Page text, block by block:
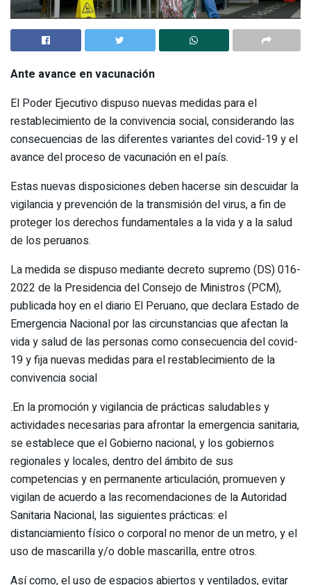
Ante avance en vacunación
El Poder Ejecutivo dispuso nuevas medidas para el
restablecimiento de la convivencia social, considerando las
consecuencias de las diferentes variantes del covid-19 y el
avance del proceso de vacunación en el país.
Estas nuevas disposiciones deben hacerse sin descuidar la
vigilancia y prevención de la transmisión del virus, a fin de
proteger los derechos fundamentales a la vida y a la salud
de los peruanos.
La medida se dispuso mediante decreto supremo (DS) 016-
2022 de la Presidencia del Consejo de Ministros (PCM),
publicada hoy en el diario El Peruano, que declara Estado de
Emergencia Nacional por las circunstancias que afectan la
vida y salud de las personas como consecuencia del covid-
19 y fija nuevas medidas para el restablecimiento de la
convivencia social
.En la promoción y vigilancia de prácticas saludables y
actividades necesarias para afrontar la emergencia sanitaria,
se establece que el Gobierno nacional, y los gobiernos
regionales y locales, dentro del ámbito de sus
competencias y en permanente articulación, promueven y
vigilan de acuerdo a las recomendaciones de la Autoridad
Sanitaria Nacional, las siguientes prácticas: el
distanciamiento físico o corporal no menor de un metro, y el
uso de mascarilla y/o doble mascarilla, entre otros.
Así como, el uso de espacios abiertos y ventilados, evitar